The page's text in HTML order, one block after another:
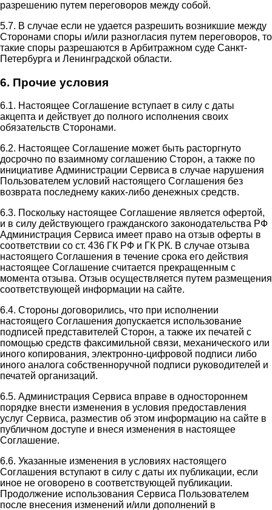
разрешению путем переговоров между собой.
5.7. В случае если не удается разрешить возникшие между
Сторонами споры и/или разногласия путем переговоров, то
такие споры разрешаются в Арбитражном суде Санкт-
Петербурга и Ленинградской области.
6. Прочие условия
6.1. Настоящее Соглашение вступает в силу с даты
акцепта и действует до полного исполнения своих
обязательств Сторонами.
6.2. Настоящее Соглашение может быть расторгнуто
досрочно по взаимному соглашению Сторон, а также по
инициативе Администрации Сервиса в случае нарушения
Пользователем условий настоящего Соглашения без
возврата последнему каких-либо денежных средств.
6.3. Поскольку настоящее Соглашение является офертой,
и в силу действующего гражданского законодательства РФ
Администрация Сервиса имеет право на отзыв оферты в
соответствии со ст. 436 ГК РФ и ГК РК. В случае отзыва
настоящего Соглашения в течение срока его действия
настоящее Соглашение считается прекращенным с
момента отзыва. Отзыв осуществляется путем размещения
соответствующей информации на сайте.
6.4. Стороны договорились, что при исполнении
настоящего Соглашения допускается использование
подписей представителей Сторон, а также их печатей с
помощью средств факсимильной связи, механического или
иного копирования, электронно-цифровой подписи либо
иного аналога собственноручной подписи руководителей и
печатей организаций.
6.5. Администрация Сервиса вправе в одностороннем
порядке внести изменения в условия предоставления
услуг Сервиса, разместив об этом информацию на сайте в
публичном доступе и внеся изменения в настоящее
Соглашение.
6.6. Указанные изменения в условиях настоящего
Соглашения вступают в силу с даты их публикации, если
иное не оговорено в соответствующей публикации.
Продолжение использования Сервиса Пользователем
после внесения изменений и/или дополнений в